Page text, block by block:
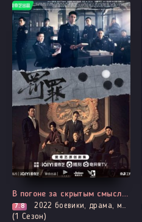
Все серии
В погоне за скрытым смыслом
7.8 2022 боевики, драма, мистика, криминал, расследование, полиция
(1 Сезон)